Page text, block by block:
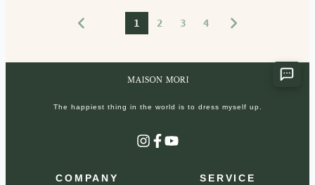
1 2 3 4
The happiest thing in the world is to dress myself up.
Instagram
Facebook
YouTube
COMPANY SERVICE